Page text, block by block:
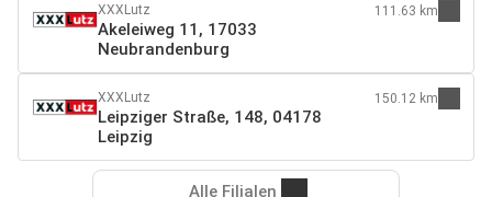
XXXLutz
Akeleiweg 11, 17033
Neubrandenburg
111.63 km
XXXLutz
Leipziger Straße, 148, 04178
Leipzig
150.12 km
Alle Filialen